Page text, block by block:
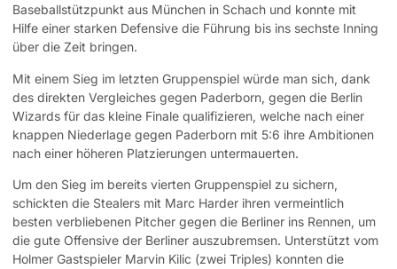
Baseballstützpunkt aus München in Schach und konnte mit
Hilfe einer starken Defensive die Führung bis ins sechste Inning
über die Zeit bringen.
Mit einem Sieg im letzten Gruppenspiel würde man sich, dank
des direkten Vergleiches gegen Paderborn, gegen die Berlin
Wizards für das kleine Finale qualifizieren, welche nach einer
knappen Niederlage gegen Paderborn mit 5:6 ihre Ambitionen
nach einer höheren Platzierungen untermauerten.
Um den Sieg im bereits vierten Gruppenspiel zu sichern,
schickten die Stealers mit Marc Harder ihren vermeintlich
besten verbliebenen Pitcher gegen die Berliner ins Rennen, um
die gute Offensive der Berliner auszubremsen. Unterstützt vom
Holmer Gastspieler Marvin Kilic (zwei Triples) konnten die